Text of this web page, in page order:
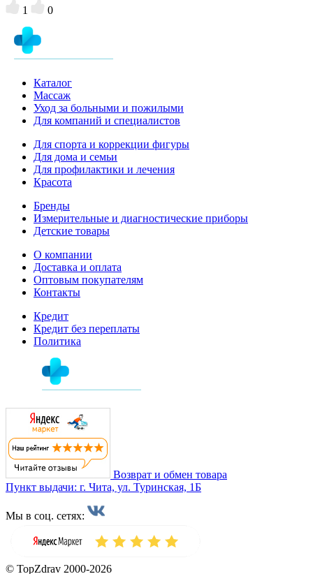
1
0
Каталог
Массаж
Уход за больными и пожилыми
Для компаний и специалистов
Для спорта и коррекции фигуры
Для дома и семьи
Для профилактики и лечения
Красота
Бренды
Измерительные и диагностические приборы
Детские товары
О компании
Доставка и оплата
Оптовым покупателям
Контакты
Кредит
Кредит без переплаты
Политика
Возврат и обмен товара
Пункт выдачи: г. Чита, ул. Туринская, 1Б
Мы в соц. сетях:
© TopZdrav 2000-2026